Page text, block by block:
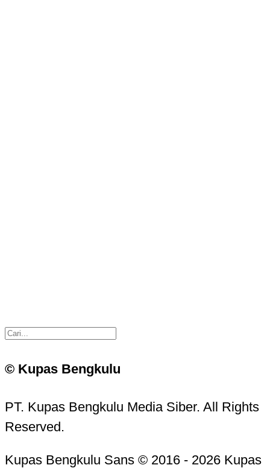
© Kupas Bengkulu
PT. Kupas Bengkulu Media Siber. All Rights
Reserved.
Kupas Bengkulu Sans © 2016 - 2026 Kupas